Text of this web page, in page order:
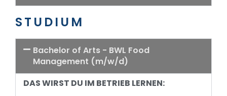
STUDIUM
Bachelor of Arts - BWL Food
Management (m/w/d)
DAS WIRST DU IM BETRIEB LERNEN: